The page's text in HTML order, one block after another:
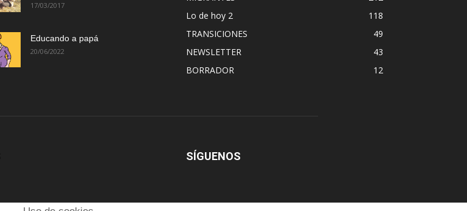
17/03/2017
Educando a papá
20/06/2022
Lo de hoy 2
118
TRANSICIONES
49
NEWSLETTER
43
BORRADOR
12
SÍGUENOS